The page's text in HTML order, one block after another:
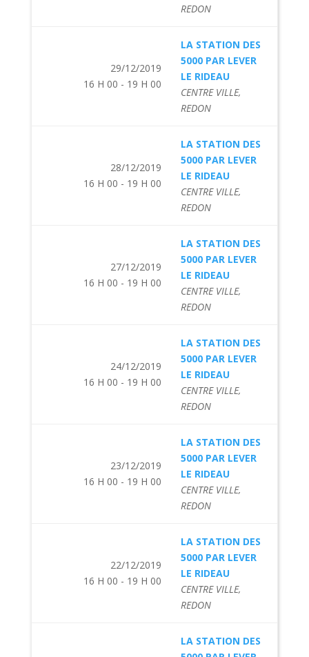
REDON
29/12/2019
16 H 00 - 19 H 00
LA STATION DES
5000 PAR LEVER
LE RIDEAU
CENTRE VILLE,
REDON
28/12/2019
16 H 00 - 19 H 00
LA STATION DES
5000 PAR LEVER
LE RIDEAU
CENTRE VILLE,
REDON
27/12/2019
16 H 00 - 19 H 00
LA STATION DES
5000 PAR LEVER
LE RIDEAU
CENTRE VILLE,
REDON
24/12/2019
16 H 00 - 19 H 00
LA STATION DES
5000 PAR LEVER
LE RIDEAU
CENTRE VILLE,
REDON
23/12/2019
16 H 00 - 19 H 00
LA STATION DES
5000 PAR LEVER
LE RIDEAU
CENTRE VILLE,
REDON
22/12/2019
16 H 00 - 19 H 00
LA STATION DES
5000 PAR LEVER
LE RIDEAU
CENTRE VILLE,
REDON
LA STATION DES